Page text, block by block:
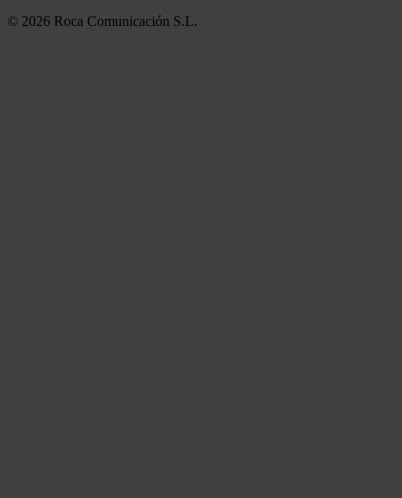
© 2026 Roca Comunicación S.L.